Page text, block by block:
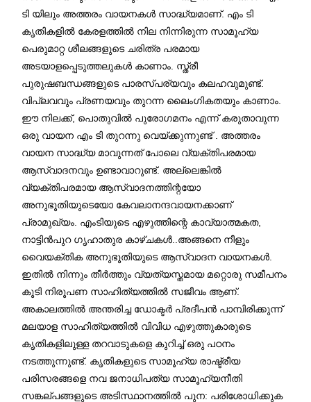
ടി യിലും അത്തരം വായനകള്‍ സാദ്ധ്യമാണ്. എം ടി
കൃതികളിൽ കേരളത്തിൽ നില നിന്നിരുന്ന സാമൂഹ്യ
പെരുമാറ്റ ശീലങ്ങളുടെ ചരിത്ര പരമായ
അടയാളപ്പെടുത്തലുകൾ കാണാം. സ്ത്രീ
പുരുഷബന്ധങ്ങളുടെ പാരസ്പര്യവും കലഹവുമുണ്ട്.
വിപ്ലവവും പ്രണയവും തുറന്ന ലൈംഗികതയും കാണാം.
ഈ നിലക്ക്, പൊതുവിൽ പുരോഗമനം എന്ന് കരുതാവുന്ന
ഒരു വായന എം ടി തുറന്നു വെയ്ക്കുന്നുണ്ട് . അത്തരം
വായന സാദ്ധ്യ മാവുന്നത് പോലെ വ്യക്തിപരമായ
ആസ്വാദനവും ഉണ്ടാവാറുണ്ട്. അല്ലെങ്കിൽ
വ്യക്തിപരമായ ആസ്വാദനത്തിന്റയോ
അനുഭൂതിയുടെയോ കേവലാനന്ദവായനക്കാണ്
പ്രാമുഖ്യം. എംടിയുടെ എഴുത്തിന്റെ കാവ്യാത്മകത,
നാട്ടിൻപുറ ഗൃഹാതുര കാഴ്ചകൾ..അങ്ങനെ നീളും
വെെയക്തിക അനുഭൂതിയുടെ ആസ്വാദന വായനകള്‍.
ഇതിൽ നിന്നും തീര്‍ത്തും വ്യത്യസ്തമായ മറ്റൊരു സമീപനം
കൂടി നിരൂപണ സാഹിത്യത്തിൽ സജീവം ആണ്.
അകാലത്തിൽ അന്തരിച്ച ഡോക്ടർ പ്രദീപന്‍ പാമ്പിരിക്കുന്ന്‌
മലയാള സാഹിത്യത്തില്‍ വിവിധ എഴുത്തുകാരുടെ
കൃതികളിലുള്ള തറവാടുകളെ കുറിച്ച് ഒരു പഠനം
നടത്തുന്നുണ്ട്. കൃതികളുടെ സാമൂഹ്യ രാഷ്ട്രീയ
പരിസരങ്ങളെ നവ ജനാധിപത്യ സാമൂഹ്യനീതി
സങ്കല്പങ്ങളുടെ അടിസ്ഥാനത്തിൽ പുന: പരിശോധിക്കുക